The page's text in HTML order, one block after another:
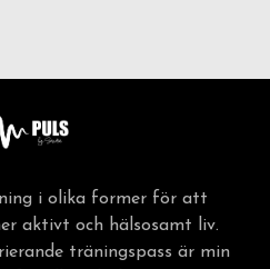
i olika former för att
aktivt och hälsosamt liv.
träningspass är min